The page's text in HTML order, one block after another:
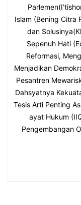
Islam (Bening Citra
dan
Sepenuh Hati
Reformasi,
Menjadikan
Pesantren
Dahsyatnya
Tesis Arti Penting
ayat Hukum
Pengembangan